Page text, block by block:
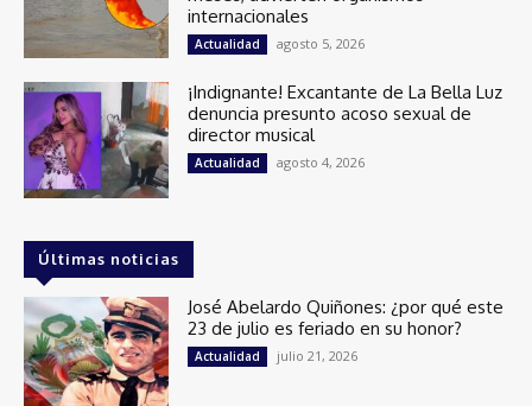
internacionales
Actualidad agosto 5, 2026
¡Indignante! Excantante de La Bella Luz
denuncia presunto acoso sexual de
director musical
Actualidad agosto 4, 2026
Últimas noticias
José Abelardo Quiñones: ¿por qué este
23 de julio es feriado en su honor?
Actualidad julio 21, 2026